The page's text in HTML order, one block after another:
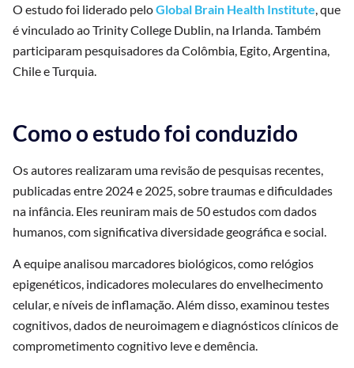
O estudo foi liderado peloGlobal Brain Health Institute, que
é vinculado ao Trinity College Dublin, na Irlanda. Também
participaram pesquisadores da Colômbia, Egito, Argentina,
Chile e Turquia.
Como o estudo foi conduzido
Os autores realizaram uma revisão de pesquisas recentes,
publicadas entre 2024 e 2025, sobre traumas e dificuldades
na infância. Eles reuniram mais de 50 estudos com dados
humanos, com significativa diversidade geográfica e social.
A equipe analisou marcadores biológicos, como relógios
epigenéticos, indicadores moleculares do envelhecimento
celular, e níveis de inflamação. Além disso, examinou testes
cognitivos, dados de neuroimagem e diagnósticos clínicos de
comprometimento cognitivo leve e demência.